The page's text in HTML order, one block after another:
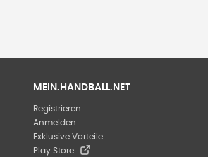
MEIN.HANDBALL.NET
Registrieren
Anmelden
Exklusive Vorteile
Play Store